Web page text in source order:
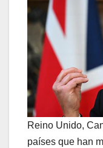
Reino Unido,
países que han